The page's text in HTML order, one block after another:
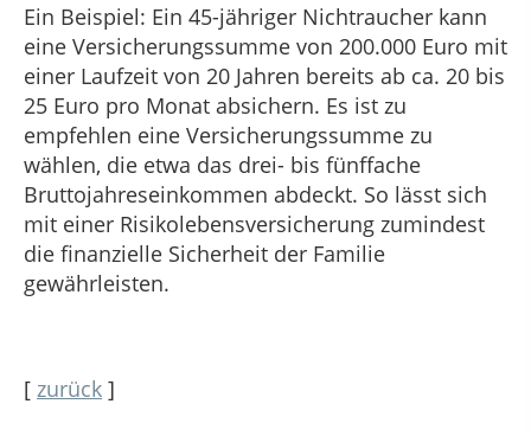
Ein Beispiel: Ein 45-jähriger Nichtraucher kann
eine Versicherungssumme von 200.000 Euro mit
einer Laufzeit von 20 Jahren bereits ab ca. 20 bis
25 Euro pro Monat absichern. Es ist zu
empfehlen eine Versicherungssumme zu
wählen, die etwa das drei- bis fünffache
Bruttojahreseinkommen abdeckt. So lässt sich
mit einer Risikolebensversicherung zumindest
die finanzielle Sicherheit der Familie
gewährleisten.
[ zurück ]